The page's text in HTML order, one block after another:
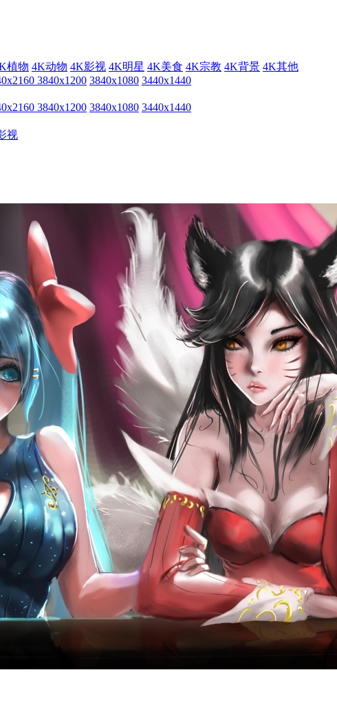
植物 4K动物 4K影视 4K明星 4K美食 4K宗教 4K背景 4K其他
3840x1200 3840x1080 3440x1440
3840x1200 3840x1080 3440x1440
视